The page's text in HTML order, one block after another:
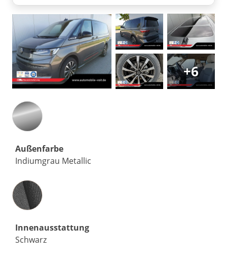
+6
Außenfarbe
Indiumgrau Metallic
Innenausstattung
Innenausstattung
Schwarz